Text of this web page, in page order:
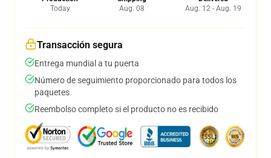
Today
Aug. 08
Aug. 12 - Aug. 19
Transacción segura
Entrega mundial a tu puerta
Número de seguimiento proporcionado para todos los
paquetes
Reembolso completo si el producto no es recibido